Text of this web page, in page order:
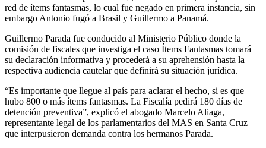
red de ítems fantasmas, lo cual fue negado en primera instancia, sin
embargo Antonio fugó a Brasil y Guillermo a Panamá.
Guillermo Parada fue conducido al Ministerio Público donde la
comisión de fiscales que investiga el caso Ítems Fantasmas tomará
su declaración informativa y procederá a su aprehensión hasta la
respectiva audiencia cautelar que definirá su situación jurídica.
“Es importante que llegue al país para aclarar el hecho, si es que
hubo 800 o más ítems fantasmas. La Fiscalía pedirá 180 días de
detención preventiva”, explicó el abogado Marcelo Aliaga,
representante legal de los parlamentarios del MAS en Santa Cruz
que interpusieron demanda contra los hermanos Parada.